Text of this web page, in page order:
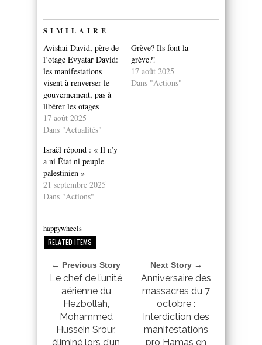
SIMILAIRE
Avishai David, père de
l’otage Evyatar David:
les manifestations
visent à renverser le
gouvernement, pas à
libérer les otages
17 août 2025
Dans "Actualités"
Grève? Ils font la
grève?!
17 août 2025
Dans "Actions"
Israël répond : « Il n’y
a ni État ni peuple
palestinien »
21 septembre 2025
Dans "Actions"
happywheels
RELATED ITEMS
← Previous Story
Le chef de l’unité
aérienne du
Hezbollah,
Mohammed
Hussein Srour,
éliminé lors d’un
Next Story →
Anniversaire des
massacres du 7
octobre :
Interdiction des
manifestations
pro Hamas en